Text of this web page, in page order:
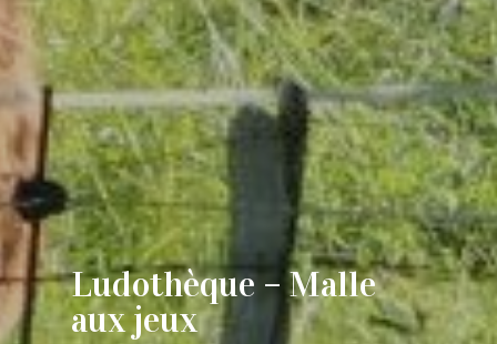
Ludothèque – Malle
aux jeux